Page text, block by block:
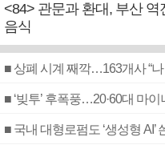
<84> 관문과 환대, 부산 역
음식
■ 상폐 시계 째깍…163개사 “나
■ ‘빚투’ 후폭풍…20·60대 마
■ 국내 대형로펌도 ‘생성형 AI’